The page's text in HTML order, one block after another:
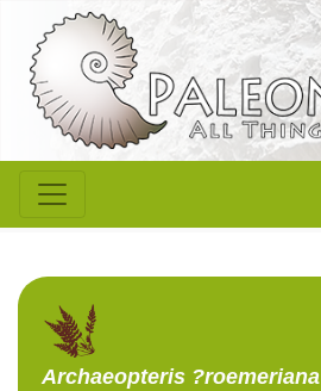
Archaeopteris ?roemeriana